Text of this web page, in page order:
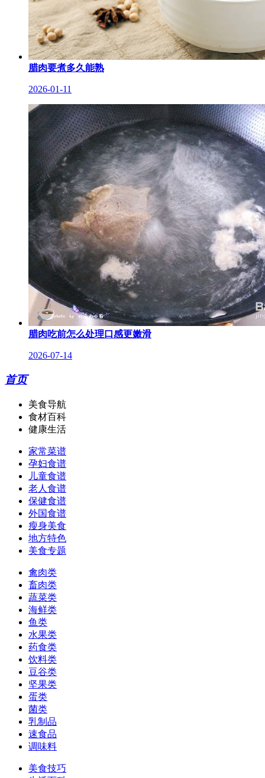
腊肉要煮多久能熟
2026-01-11
腊肉吃前怎么处理口感更嫩滑
2026-07-14
首页
美食导航
食材百科
健康生活
家常菜谱
孕妇食谱
儿童食谱
老人食谱
保健食谱
外国食谱
瘦身美食
地方特色
美食专题
禽肉类
畜肉类
蔬菜类
海鲜类
鱼类
水果类
药食类
饮料类
豆谷类
坚果类
蛋类
菌类
乳制品
速食品
调味料
美食技巧